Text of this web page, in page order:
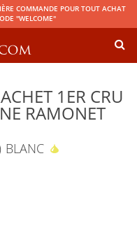
COMMANDE POUR TOUT ACHAT
"WELCOME"
1ER CRU
RAMONET
BLANC